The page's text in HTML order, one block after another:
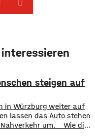
steigen auf
in Würzburg weiter auf
lassen das Auto stehen
um. ​Wie die